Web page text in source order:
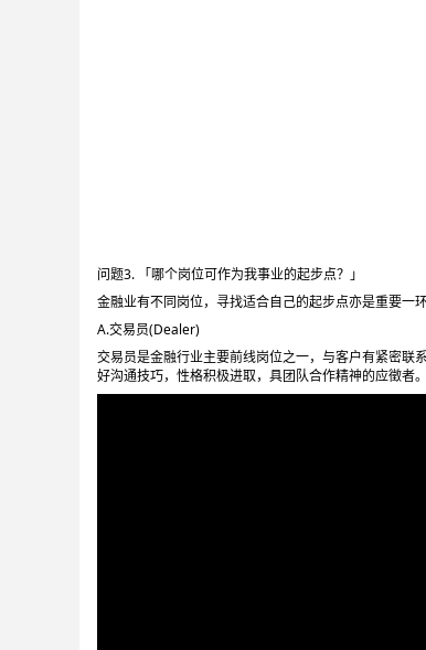
问题3. 「哪个岗位可作为我事业的起步点？」
金融业有不同岗位，寻找适合自己的起步点亦是重要一
A.交易员(Dealer)
交易员是金融行业主要前线岗位之一，与客户有紧密联
好沟通技巧，性格积极进取，具团队合作精神的应徵者。